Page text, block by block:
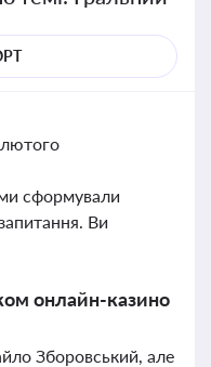
лютого
ми сформували
Ви
онлайн-казино
Зборовський, але